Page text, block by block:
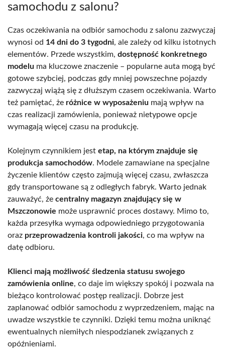
samochodu z salonu?
Czas oczekiwania na odbiór samochodu z salonu zazwyczaj
wynosi od 14 dni do 3 tygodni, ale zależy od kilku istotnych
elementów. Przede wszystkim, dostępność konkretnego
modelu ma kluczowe znaczenie – popularne auta mogą być
gotowe szybciej, podczas gdy mniej powszechne pojazdy
zazwyczaj wiążą się z dłuższym czasem oczekiwania. Warto
też pamiętać, że różnice w wyposażeniu mają wpływ na
czas realizacji zamówienia, ponieważ nietypowe opcje
wymagają więcej czasu na produkcję.
Kolejnym czynnikiem jest etap, na którym znajduje się
produkcja samochodów. Modele zamawiane na specjalne
życzenie klientów często zajmują więcej czasu, zwłaszcza
gdy transportowane są z odległych fabryk. Warto jednak
zauważyć, że centralny magazyn znajdujący się w
Mszczonowie może usprawnić proces dostawy. Mimo to,
każda przesyłka wymaga odpowiedniego przygotowania
oraz przeprowadzenia kontroli jakości, co ma wpływ na
datę odbioru.
Klienci mają możliwość śledzenia statusu swojego
zamówienia online, co daje im większy spokój i pozwala na
bieżąco kontrolować postęp realizacji. Dobrze jest
zaplanować odbiór samochodu z wyprzedzeniem, mając na
uwadze wszystkie te czynniki. Dzięki temu można uniknąć
ewentualnych niemiłych niespodzianek związanych z
opóźnieniami.